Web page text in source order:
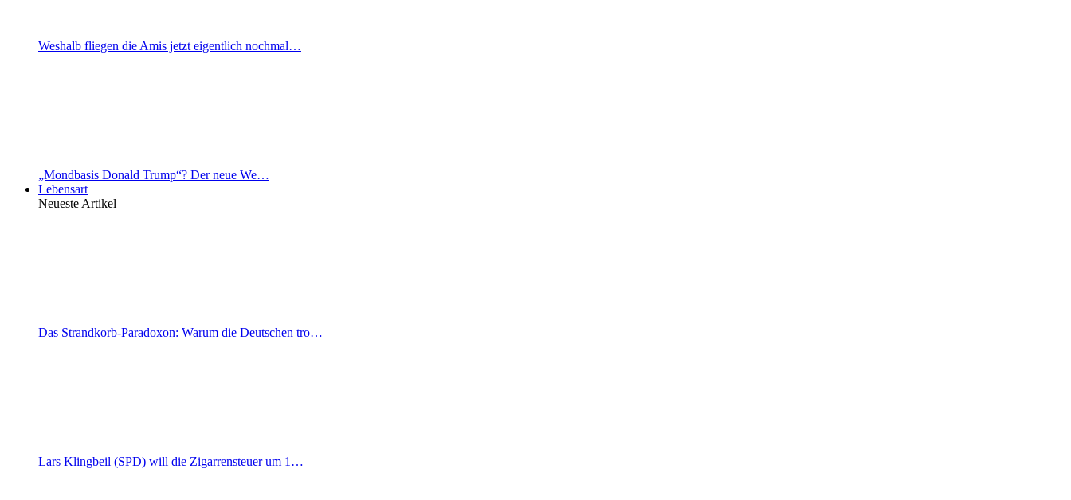
Weshalb fliegen die Amis jetzt eigentlich nochmal…
„Mondbasis Donald Trump“? Der neue We…
Lebensart
Neueste Artikel
Das Strandkorb-Paradoxon: Warum die Deutschen tro…
Lars Klingbeil (SPD) will die Zigarrensteuer um 1…